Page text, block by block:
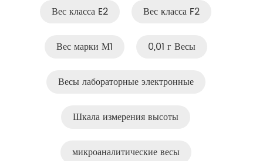
Вес класса E2 Вес класса F2
Вес марки М1 0,01 г Весы
Весы лабораторные электронные
Шкала измерения высоты
микроаналитические весы